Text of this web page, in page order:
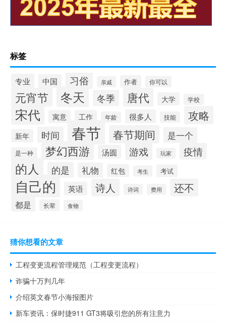
标签
专业 中国 习俗 亲戚 作者 你可以
元宵节 冬天 冬季 唐代 大学 学校
宋代 寓意 工作 年龄 很多人 技能 攻略
新年 时间 春节 春节期间 是一个
是一种 梦幻西游 汤圆 游戏 玩家 疫情
的人 的是 礼物 红包 考生 考试
自己的 英语 诗人 诗词 费用 还不
都是 长辈 食物
猜你想看的文章
工程变更流程管理规范（工程变更流程）
诈骗十万判几年
介绍英文春节小海报图片
新车资讯：​保时捷911 GT3将吸引您的所有注意力